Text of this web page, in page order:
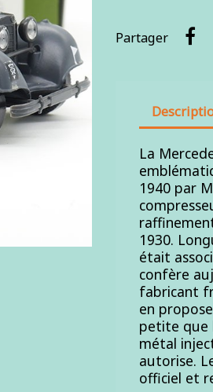
Partager
La
1940 par
1930.
était
confère
fabricant
en
petite que
métal
autorise.
officiel et